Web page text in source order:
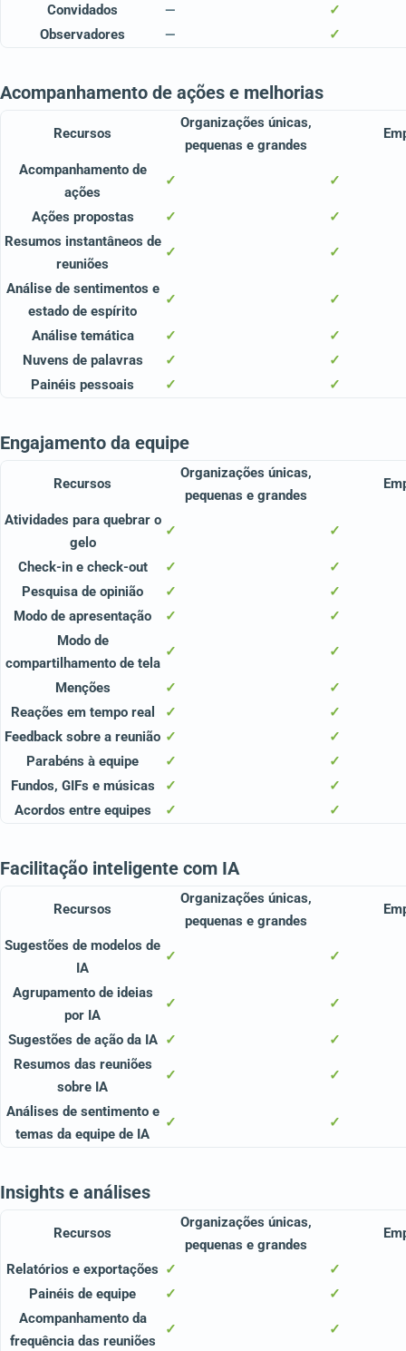
Convidados —
✓
Observadores
— ✓
Acompanhamento de ações e melhorias
Recursos
Organizações únicas,
pequenas e grandes
Acompanhamento de
ações
✓ ✓
Ações propostas ✓
✓
Resumos instantâneos de
reuniões
✓ ✓
Análise de sentimentos e
estado de espírito
✓ ✓
Análise temática ✓
✓
Nuvens de palavras
✓
✓
Painéis pessoais
✓ ✓
Engajamento da equipe
Recursos
Organizações únicas,
pequenas e grandes
Atividades para quebrar o
gelo
✓ ✓
Check-in e check-out ✓
✓
Pesquisa de opinião
✓
✓
Modo de apresentação
✓
✓
Modo de
compartilhamento de tela
✓ ✓
Menções ✓
✓
Reações em tempo real
✓
✓
Feedback sobre a reunião ✓
✓
Parabéns à equipe
✓
✓
Fundos, GIFs e músicas
✓
✓
Acordos entre equipes
✓ ✓
Facilitação inteligente com IA
Recursos
Organizações únicas,
pequenas e grandes
Sugestões de modelos de
IA
✓ ✓
Agrupamento de ideias
por IA
✓ ✓
Sugestões de ação da IA ✓
✓
Resumos das reuniões
sobre IA
✓ ✓
Análises de sentimento e
temas da equipe de IA
✓ ✓
Insights e análises
Recursos
Organizações únicas,
pequenas e grandes
Relatórios e exportações ✓
✓
Painéis de equipe
✓
✓
Acompanhamento da
frequência das reuniões
✓ ✓